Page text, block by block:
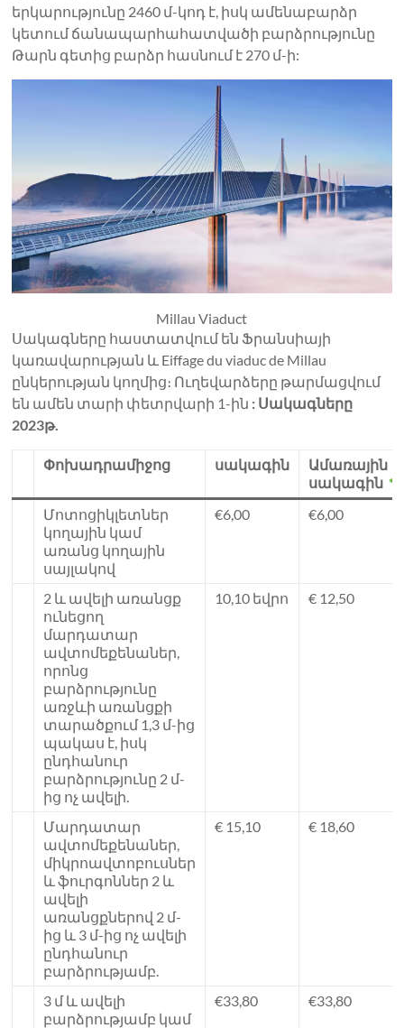
երկարությունը 2460 մ-կոդ է, իսկ ամենաբարձր
կետում ճանապարհահատվածի բարձրությունը
Թարն գետից բարձր հասնում է 270 մ-ի:
Millau Viaduct
Սակագները հաստատվում են Ֆրանսիայի
կառավարության և Eiffage du viaduc de Millau
ընկերության կողմից։ Ուղեվարձերը թարմացվում
են ամեն տարի փետրվարի 1-ին : Սակագները
2023թ.
Փոխադրամիջոց սակագին
Ամառային
սակագին*
Մոտոցիկլետներ
կողային կամ
առանց կողային
սայլակով
€6,00 €6,00
2 և ավելի առանցք
ունեցող
մարդատար
ավտոմեքենաներ,
որոնց
բարձրությունը
առջևի առանցքի
տարածքում 1,3 մ-ից
պակաս է, իսկ
ընդհանուր
բարձրությունը 2 մ-
ից ոչ ավելի.
10,10 եվրո € 12,50
Մարդատար
ավտոմեքենաներ,
միկրոավտոբուսներ
և ֆուրգոններ 2 և
ավելի
առանցքներով 2 մ-
ից և 3 մ-ից ոչ ավելի
ընդհանուր
բարձրությամբ.
€ 15,10 € 18,60
3 մ և ավելի
բարձրությամբ կամ
€33,80 €33,80